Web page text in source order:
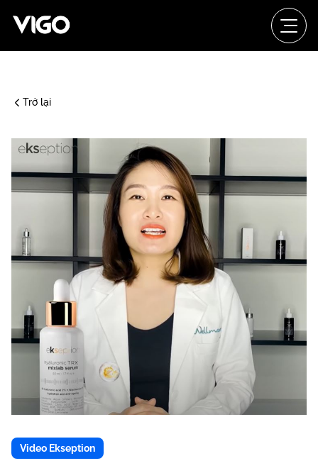
Trở lại
Video Ekseption